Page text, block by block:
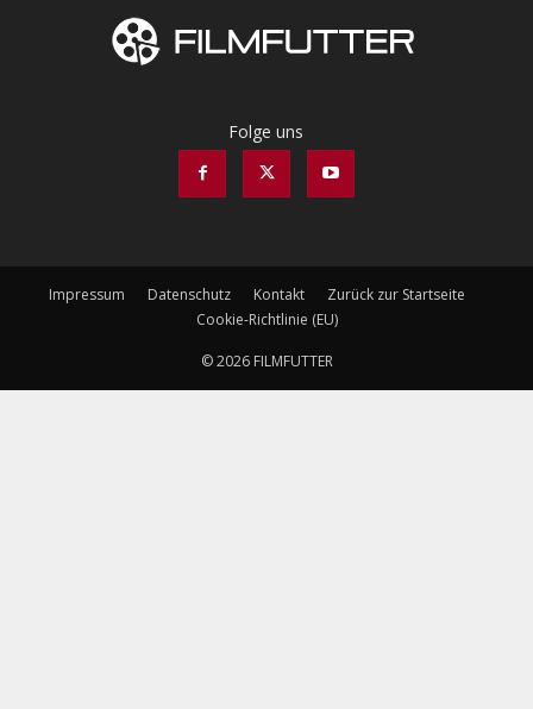
Folge uns
Impressum Datenschutz Kontakt
Zurück zur Startseite
Cookie-Richtlinie (EU)
© 2026 FILMFUTTER